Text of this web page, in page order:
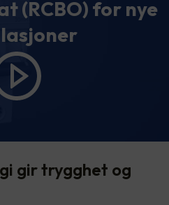
(RCBO) for nye
gir trygghet og